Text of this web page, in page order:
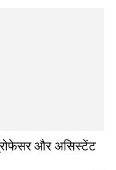
और असिस्टेंट